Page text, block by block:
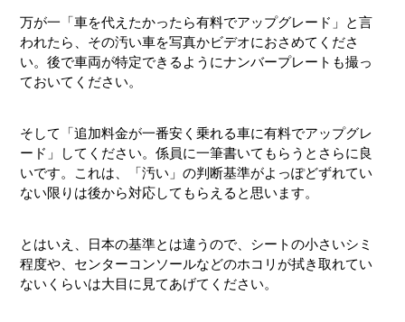
万が一「車を代えたかったら有料でアップグレード」と言
われたら、その汚い車を写真かビデオにおさめてくださ
い。後で車両が特定できるようにナンバープレートも撮っ
ておいてください。
そして「追加料金が一番安く乗れる車に有料でアップグレ
ード」してください。係員に一筆書いてもらうとさらに良
いです。これは、「汚い」の判断基準がよっぽどずれてい
ない限りは後から対応してもらえると思います。
とはいえ、日本の基準とは違うので、シートの小さいシミ
程度や、センターコンソールなどのホコリが拭き取れてい
ないくらいは大目に見てあげてください。